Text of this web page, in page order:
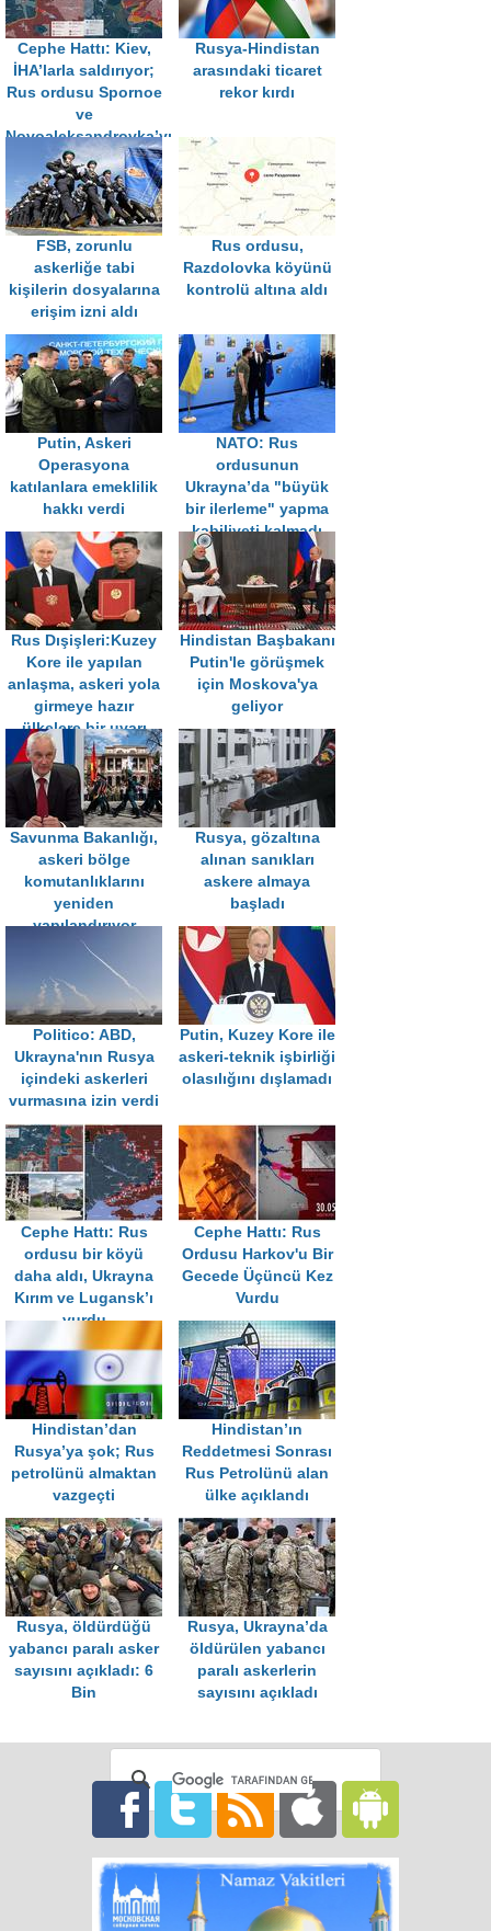
Cephe Hattı: Kiev,
İHA’larla saldırıyor;
Rus ordusu Spornoe
ve
Novoaleksandrovka’yı
aldı
Rusya-Hindistan
arasındaki ticaret
rekor kırdı
FSB, zorunlu
askerliğe tabi
kişilerin dosyalarına
erişim izni aldı
Rus ordusu,
Razdolovka köyünü
kontrolü altına aldı
Putin, Askeri
Operasyona
katılanlara emeklilik
hakkı verdi
NATO: Rus
ordusunun
Ukrayna’da "büyük
bir ilerleme" yapma
kabiliyeti kalmadı
Rus Dışişleri:Kuzey
Kore ile yapılan
anlaşma, askeri yola
girmeye hazır
ülkelere bir uyarı
Hindistan Başbakanı
Putin'le görüşmek
için Moskova'ya
geliyor
Savunma Bakanlığı,
askeri bölge
komutanlıklarını
yeniden
yapılandırıyor
Rusya, gözaltına
alınan sanıkları
askere almaya
başladı
Politico: ABD,
Ukrayna'nın Rusya
içindeki askerleri
vurmasına izin verdi
Putin, Kuzey Kore ile
askeri-teknik işbirliği
olasılığını dışlamadı
Cephe Hattı: Rus
ordusu bir köyü
daha aldı, Ukrayna
Kırım ve Lugansk’ı
vurdu
Cephe Hattı: Rus
Ordusu Harkov'u Bir
Gecede Üçüncü Kez
Vurdu
Hindistan’dan
Rusya’ya şok; Rus
petrolünü almaktan
vazgeçti
Hindistan’ın
Reddetmesi Sonrası
Rus Petrolünü alan
ülke açıklandı
Rusya, öldürdüğü
yabancı paralı asker
sayısını açıkladı: 6
Bin
Rusya, Ukrayna’da
öldürülen yabancı
paralı askerlerin
sayısını açıkladı